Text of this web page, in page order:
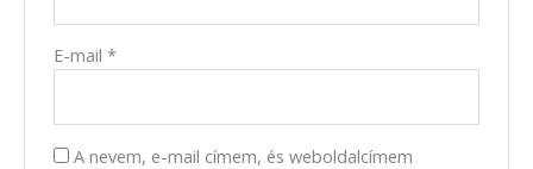
E-mail*
A nevem, e-mail címem, és weboldalcímem